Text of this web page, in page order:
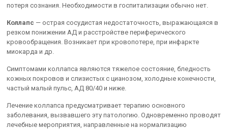
потеря сознания. Необходимости в госпитализации обычно нет.
Коллапс — острая сосудистая недостаточность, выражающаяся в
резком понижении АД и расстройстве периферического
кровообращения. Возникает при кровопотере, при инфаркте
миокарда и др.
Симптомами коллапса являются тяжелое состояние, бледность
кожных покровов и слизистых с цианозом, холодные конечности,
частый малый пульс, АД 80/40 и ниже.
Лечение коллапса предусматривает терапию основного
заболевания, вызвавшего эту патологию. Одновременно проводят
лечебные мероприятия, направленные на нормализацию